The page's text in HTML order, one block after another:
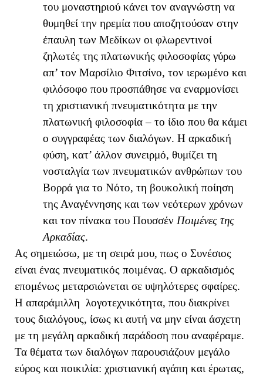
του μοναστηριού κάνει τον αναγνώστη να
θυμηθεί την ηρεμία που αποζητούσαν στην
έπαυλη των Μεδίκων οι φλωρεντινοί
ζηλωτές της πλατωνικής φιλοσοφίας γύρω
απ’ τον Μαρσίλιο Φιτσίνο, τον ιερωμένο και
φιλόσοφο που προσπάθησε να εναρμονίσει
τη χριστιανική πνευματικότητα με την
πλατωνική φιλοσοφία – το ίδιο που θα κάμει
ο συγγραφέας των διαλόγων. Η αρκαδική
φύση, κατ’ άλλον συνειρμό, θυμίζει τη
νοσταλγία των πνευματικών ανθρώπων του
Βορρά για το Νότο, τη βουκολική ποίηση
της Αναγέννησης και των νεότερων χρόνων
και τον πίνακα του Πουσσέν Ποιμένες της
Αρκαδίας.
Ας σημειώσω, με τη σειρά μου, πως ο Συνέσιος
είναι ένας πνευματικός ποιμένας. Ο αρκαδισμός
επομένως μεταρσιώνεται σε υψηλότερες σφαίρες.
Η απαράμιλλη λογοτεχνικότητα, που διακρίνει
τους διαλόγους, ίσως κι αυτή να μην είναι άσχετη
με τη μεγάλη αρκαδική παράδοση που αναφέραμε.
Τα θέματα των διαλόγων παρουσιάζουν μεγάλο
εύρος και ποικιλία: χριστιανική αγάπη και έρωτας,